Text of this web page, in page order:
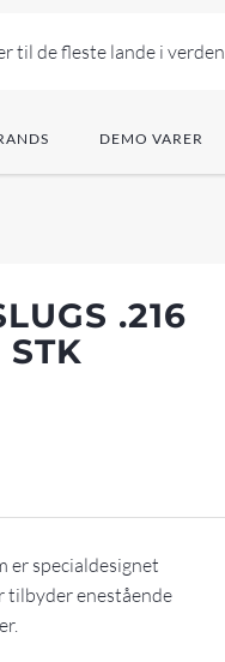
til de fleste lande i verden
DEMO VARER
.216
er specialdesignet
enestående